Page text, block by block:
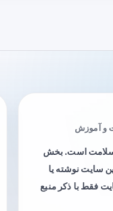
و آموزش
سلامت است. بخش
سایت نوشته یا
فقط با ذکر منبع